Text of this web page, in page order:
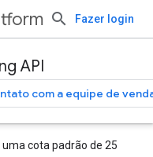
Fazer login
API
com a equipe de
cota padrão de 25